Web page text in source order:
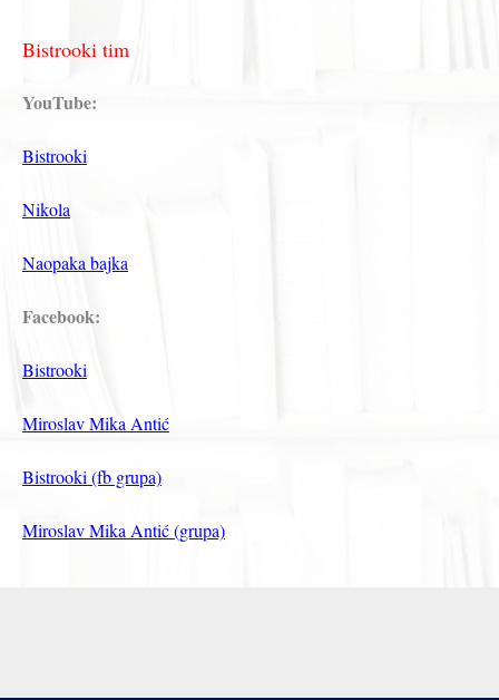
Bistrooki tim
YouTube:
Bistrooki
Nikola
Naopaka bajka
Facebook:
Bistrooki
Miroslav Mika Antić
Bistrooki (fb grupa)
Miroslav Mika Antić (grupa)